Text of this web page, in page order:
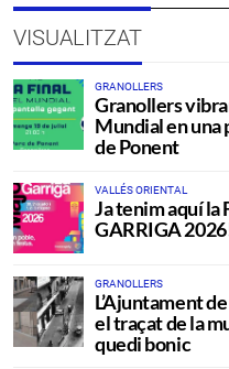
VISUALITZAT
GRANOLLERS
Granollers
Mundial en una
de Ponent
VALLÉS ORIENTAL
Ja tenim aquí la
GARRIGA
GRANOLLERS
L’Ajuntament
el traçat de la
quedi bonic